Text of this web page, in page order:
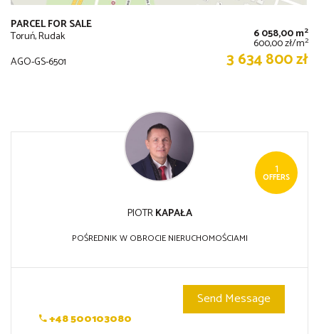
PARCEL FOR SALE
Toruń, Rudak 6 058,00 m2
600,00 zł/m2
AGO-GS-6501 3 634 800 zł
1
OFFERS
PIOTRKAPAŁA
POŚREDNIK W OBROCIE NIERUCHOMOŚCIAMI
+48 500103080
Send Message